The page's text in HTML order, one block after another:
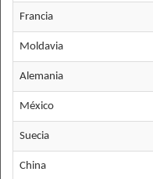
Francia
Moldavia
Alemania
México
Suecia
China